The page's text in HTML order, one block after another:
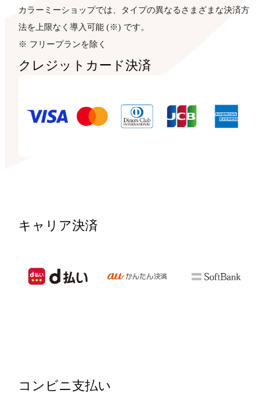
カラーミーショップでは、タイプの異なるさまざまな決済方
法を上限なく導入可能 (※) です。
※ フリープランを除く
クレジットカード決済
キャリア決済
コンビニ支払い